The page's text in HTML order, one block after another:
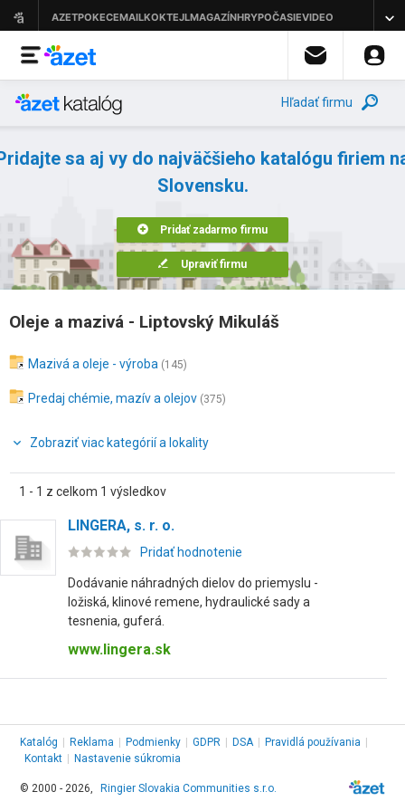
Hľadať firmu
sa aj vy do najväčšieho katalógu firiem
Slovensku.
Pridať zadarmo firmu
Upraviť firmu
Oleje a mazivá - Liptovský Mikuláš
Mazivá a oleje - výroba (145)
Predaj chémie, mazív a olejov (375)
Zobraziť viac kategórií a lokality
1 - 1 z celkom 1 výsledkov
LINGERA, s. r. o.
Pridať hodnotenie
Dodávanie náhradných dielov do priemyslu -
ložiská, klinové remene, hydraulické sady a
tesnenia, guferá.
www.lingera.sk
Katalóg Reklama Podmienky GDPR DSA Pravidlá používania
Kontakt
Nastavenie súkromia
© 2000 - 2026, Ringier Slovakia Communities s.r.o.